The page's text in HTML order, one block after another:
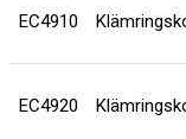
EC4910
EC4920